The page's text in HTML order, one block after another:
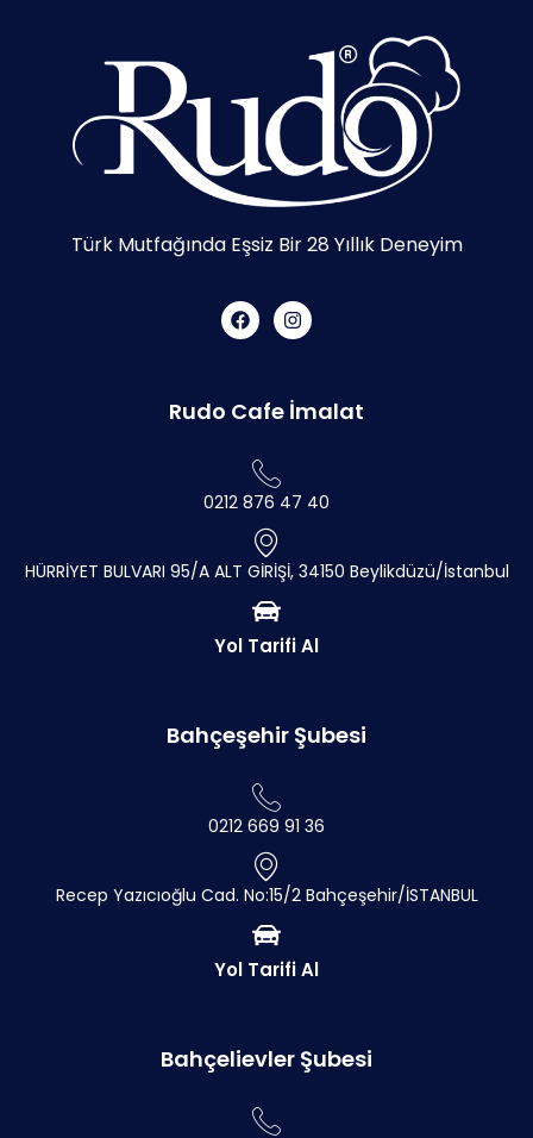
Türk Mutfağında Eşsiz Bir 28 Yıllık Deneyim
Rudo Cafe İmalat
0212 876 47 40
HÜRRİYET BULVARI 95/A ALT GİRİŞİ, 34150 Beylikdüzü/İstanbul
Yol Tarifi Al
Bahçeşehir Şubesi
0212 669 91 36
Recep Yazıcıoğlu Cad. No:15/2 Bahçeşehir/İSTANBUL
Yol Tarifi Al
Bahçelievler Şubesi